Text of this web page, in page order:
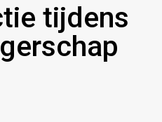
tijdens